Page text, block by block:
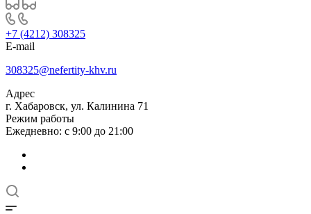
+7 (4212) 308325
E-mail
308325@nefertity-khv.ru
Адрес
г. Хабаровск, ул. Калинина 71
Режим работы
Ежедневно: с 9:00 до 21:00